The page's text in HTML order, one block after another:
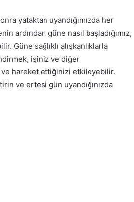
yataktan uyandığımızda her
ardından güne nasıl başladığımız,
Güne sağlıklı alışkanlıklarla
işiniz ve diğer
ve hareket ettiğinizi etkileyebilir.
ve ertesi gün uyandığınızda